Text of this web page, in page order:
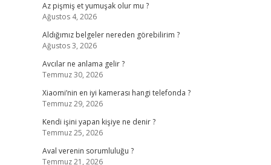
Az pişmiş et yumuşak olur mu ?
Ağustos 4, 2026
Aldığımız belgeler nereden görebilirim ?
Ağustos 3, 2026
Avcılar ne anlama gelir ?
Temmuz 30, 2026
Xiaomi’nin en iyi kamerası hangi telefonda ?
Temmuz 29, 2026
Kendi işini yapan kişiye ne denir ?
Temmuz 25, 2026
Aval verenin sorumluluğu ?
Temmuz 21, 2026